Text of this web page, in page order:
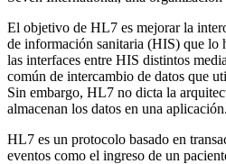
El objetivo de HL7 es mejorar la
de información sanitaria (HIS) que lo
las interfaces entre HIS distintos
común de intercambio de datos que
Sin embargo, HL7 no dicta la
almacenan los datos en una aplicación.
HL7 es un protocolo basado en
eventos como el ingreso de un